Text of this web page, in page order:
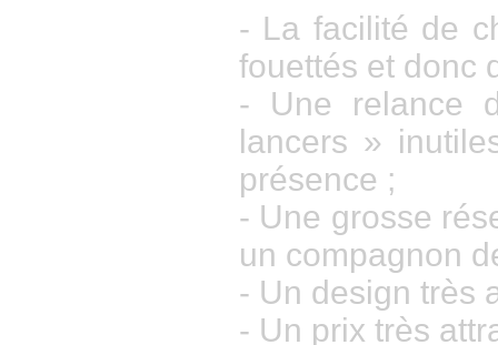
- La facilité de
fouettés et donc
- Une relance
lancers »
présence ;
- Une grosse
un compagnon
- Un design très
- Un prix très